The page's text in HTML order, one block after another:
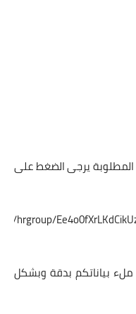
يرجى الضغط على
hrgroup/
بياناتكم بدقة وبشكل